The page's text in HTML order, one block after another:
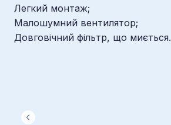
Легкий монтаж;
Малошумний вентилятор;
Довговічний фільтр, що миється.